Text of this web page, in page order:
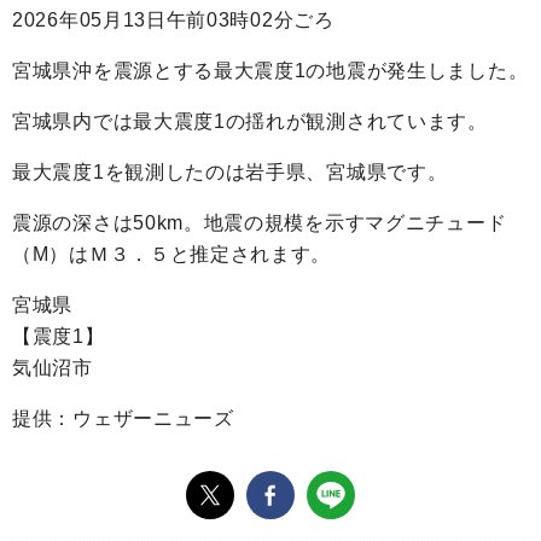
2026年05月13日午前03時02分ごろ
宮城県沖を震源とする最大震度1の地震が発生しました。
宮城県内では最大震度1の揺れが観測されています。
最大震度1を観測したのは岩手県、宮城県です。
震源の深さは50km。地震の規模を示すマグニチュード
（M）はＭ３．５と推定されます。
宮城県
【震度1】
気仙沼市
提供：ウェザーニューズ